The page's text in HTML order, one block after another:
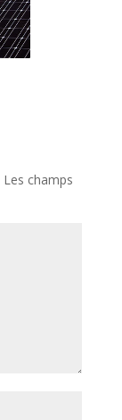
Les champs